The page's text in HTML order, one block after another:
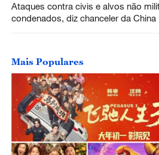
Ataques contra civis e alvos não
condenados, diz chanceler da China
Mais Populares